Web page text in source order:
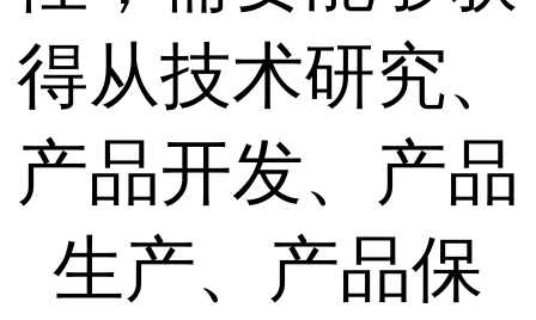
得从技术研究、
产品开发、产品
生产、产品保